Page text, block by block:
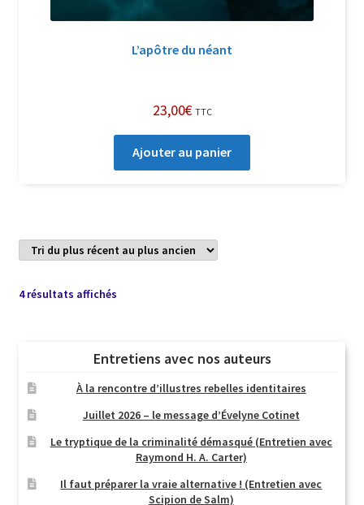
L’apôtre du néant
23,00€ TTC
Ajouter au panier
4 résultats affichésTrié
au
plus
Entretiens avec nos auteurs
À la rencontre d’illustres rebelles identitaires
Juillet 2026 – le message d’Évelyne Cotinet
Le tryptique de la criminalité démasqué (Entretien avec
Raymond H. A. Carter)
Il faut préparer la vraie alternative ! (Entretien avec
Scipion de Salm)